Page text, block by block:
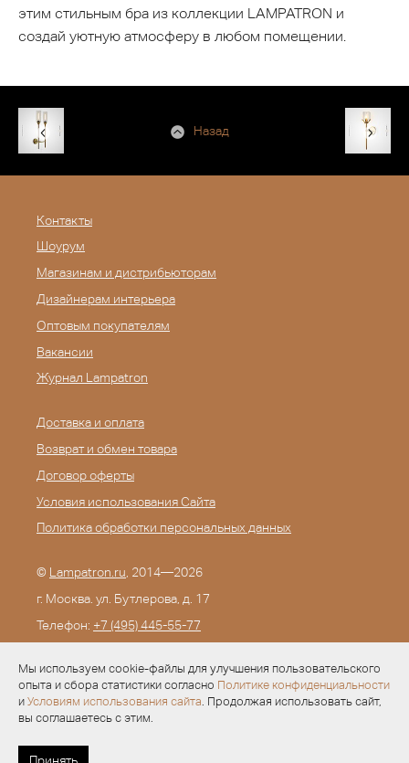
Мы используем cookie-файлы для улучшения пользовательского
опыта и сбора статистики согласно Политике конфиденциальности
и Условиям использования сайта. Продолжая использовать сайт,
вы соглашаетесь с этим.
этим стильным бра из коллекции LAMPATRON и
создай уютную атмосферу в любом помещении.
Назад
Контакты
Шоурум
Магазинам и дистрибьюторам
Дизайнерам интерьера
Оптовым покупателям
Вакансии
Журнал Lampatron
Доставка и оплата
Возврат и обмен товара
Договор оферты
Условия использования Сайта
Политика обработки персональных данных
© Lampatron.ru, 2014—2026
г. Москва. ул. Бутлерова, д. 17
Телефон: +7 (495) 445-55-77
Разработка —Evid.ru